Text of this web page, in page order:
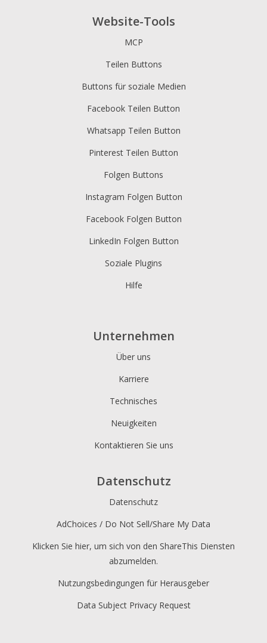
Website-Tools
MCP
Teilen Buttons
Buttons für soziale Medien
Facebook Teilen Button
Whatsapp Teilen Button
Pinterest Teilen Button
Folgen Buttons
Instagram Folgen Button
Facebook Folgen Button
LinkedIn Folgen Button
Soziale Plugins
Hilfe
Unternehmen
Über uns
Karriere
Technisches
Neuigkeiten
Kontaktieren Sie uns
Datenschutz
Datenschutz
AdChoices / Do Not Sell/Share My Data
Klicken Sie hier, um sich von den ShareThis Diensten
abzumelden.
Nutzungsbedingungen für Herausgeber
Data Subject Privacy Request